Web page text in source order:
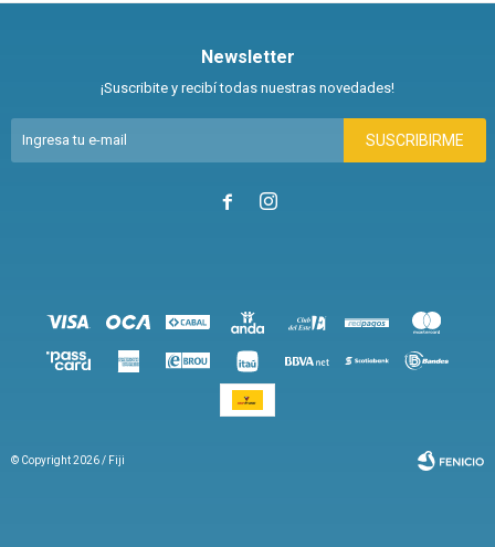
Newsletter
¡Suscribite y recibí todas nuestras novedades!
SUSCRIBIRME
 
© Copyright 2026 / Fiji